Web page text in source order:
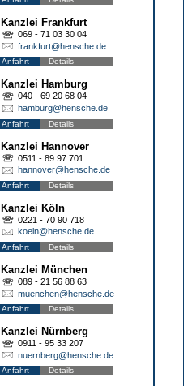
Kanzlei Frankfurt
069 - 71 03 30 04
frankfurt@hensche.de
Anfahrt Details
Kanzlei Hamburg
040 - 69 20 68 04
hamburg@hensche.de
Anfahrt Details
Kanzlei Hannover
0511 - 89 97 701
hannover@hensche.de
Anfahrt Details
Kanzlei Köln
0221 - 70 90 718
koeln@hensche.de
Anfahrt Details
Kanzlei München
089 - 21 56 88 63
muenchen@hensche.de
Anfahrt Details
Kanzlei Nürnberg
0911 - 95 33 207
nuernberg@hensche.de
Anfahrt Details